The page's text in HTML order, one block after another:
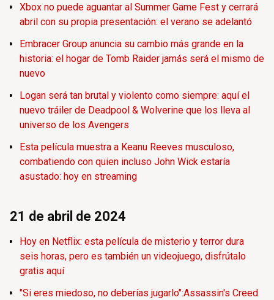
Xbox no puede aguantar al Summer Game Fest y cerrará
abril con su propia presentación: el verano se adelantó
Embracer Group anuncia su cambio más grande en la
historia: el hogar de Tomb Raider jamás será el mismo de
nuevo
Logan será tan brutal y violento como siempre: aquí el
nuevo tráiler de Deadpool & Wolverine que los lleva al
universo de los Avengers
Esta película muestra a Keanu Reeves musculoso,
combatiendo con quien incluso John Wick estaría
asustado: hoy en streaming
21 de abril de 2024
Hoy en Netflix: esta película de misterio y terror dura
seis horas, pero es también un videojuego, disfrútalo
gratis aquí
"Si eres miedoso, no deberías jugarlo":Assassin's Creed